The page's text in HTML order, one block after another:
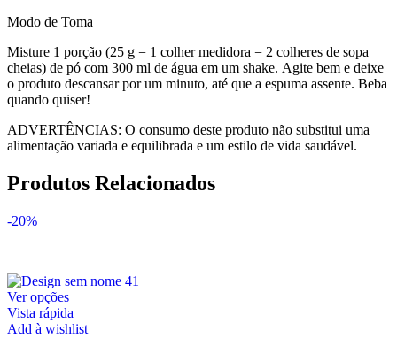
Modo de Toma
Misture 1 porção (25 g = 1 colher medidora = 2 colheres de sopa
cheias) de pó com 300 ml de água em um shake. Agite bem e deixe
o produto descansar por um minuto, até que a espuma assente. Beba
quando quiser!
ADVERTÊNCIAS: O consumo deste produto não substitui uma
alimentação variada e equilibrada e um estilo de vida saudável.
Produtos Relacionados
-20%
Ver opçõesThis
product
has
Vista rápida
Add à wishlist